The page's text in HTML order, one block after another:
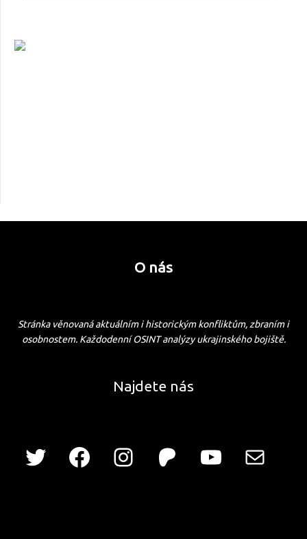
O nás
Stránka věnovaná aktuálním i historickým konfliktům, zbraním i
osobnostem. Každodenní OSINT analýzy ukrajinského bojiště.
Najdete nás